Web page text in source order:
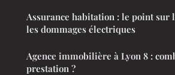
Assurance habitation : le point sur
les dommages électriques
Agence immobilière à Lyon 8 :
prestation ?